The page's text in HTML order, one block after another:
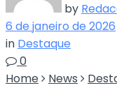
by
6 de janeiro de 2026
in Destaque
0
Home
News